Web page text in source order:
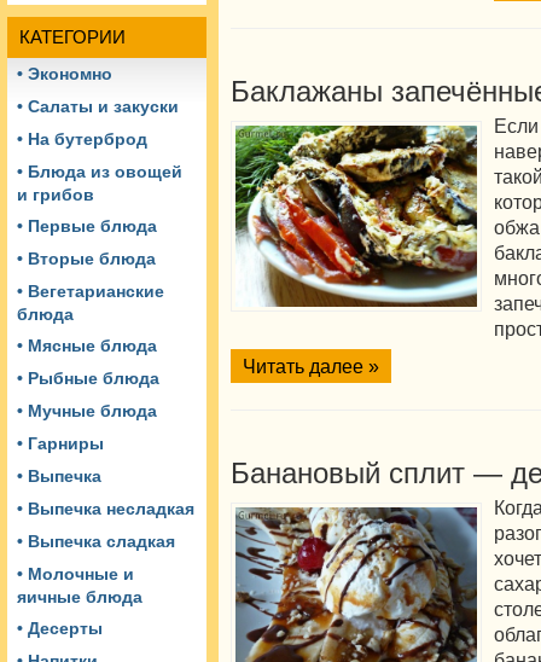
КАТЕГОРИИ
• Экономно
• Салаты и закуски
• На бутерброд
• Блюда из овощей
и грибов
• Первые блюда
• Вторые блюда
• Вегетарианские
блюда
• Мясные блюда
• Рыбные блюда
• Мучные блюда
• Гарниры
• Выпечка
• Выпечка несладкая
• Выпечка сладкая
• Молочные и
яичные блюда
• Десерты
Баклажаны
Читать далее »
Банановый сплит —